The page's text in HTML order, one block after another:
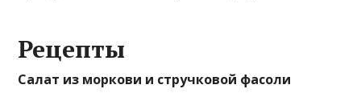
Рецепты
Салат из моркови и стручковой фасоли